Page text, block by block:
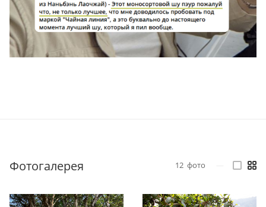
Фотогалерея 12 фото